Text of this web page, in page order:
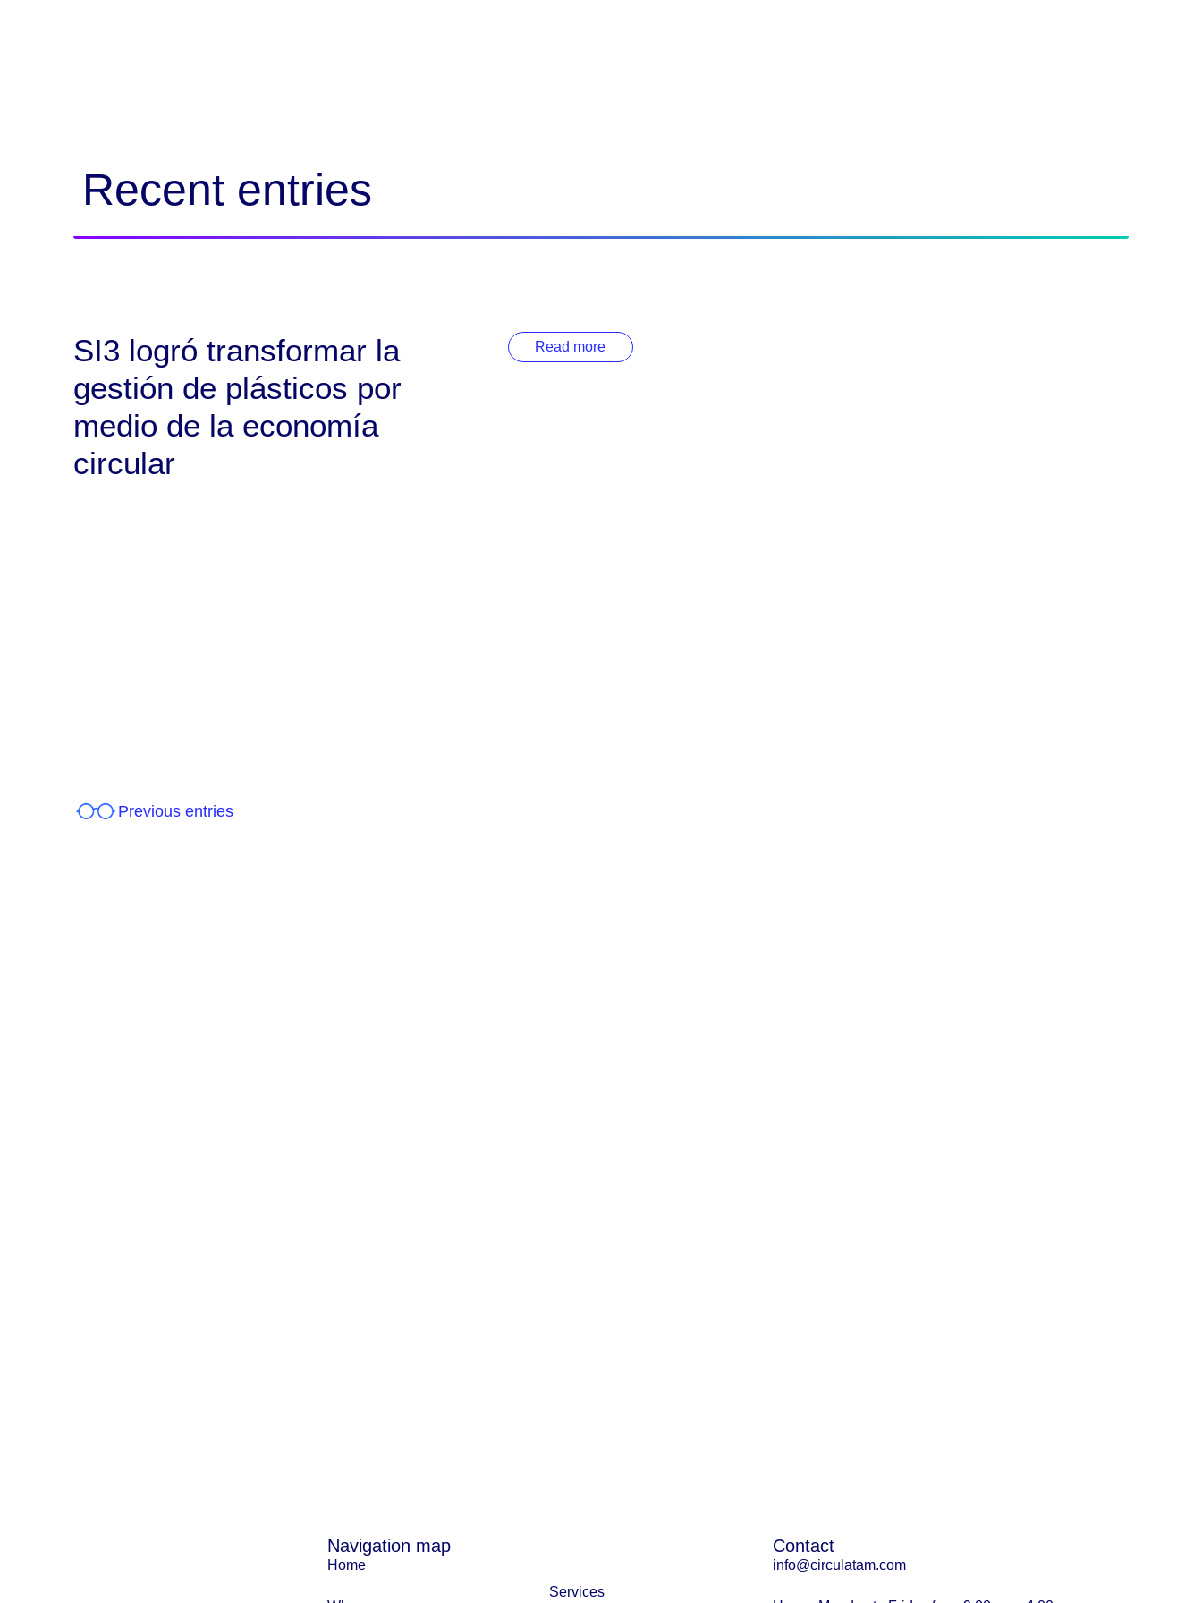
Recent entries
SI3 logró transformar la
gestión de plásticos por
medio de la economía
circular
Read more
Previous entries
Navigation map
Home
Services
Contact
info@circulatam.com